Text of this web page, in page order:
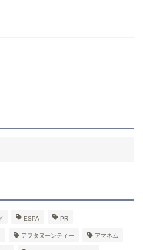
ESPA PR
アフタヌーンティー アマネム